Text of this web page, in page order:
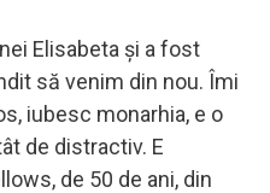
Elisabeta şi a fost
să venim din nou. Îmi
iubesc monarhia, e o
de distractiv. E
de 50 de ani, din